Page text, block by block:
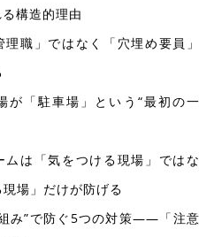
構造的理由
理職」ではなく「穴埋め要員」
が「駐車場」という“最初の一
ムは「気をつける現場」ではな
場」だけが防げる
み”で防ぐ5つの対策——「注意